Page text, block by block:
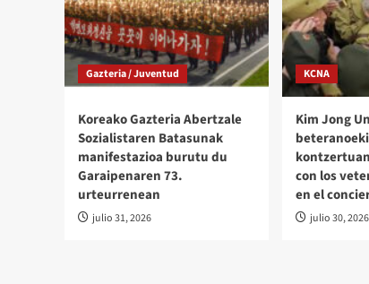
Gazteria / Juventud
Koreako Gazteria Abertzale
Sozialistaren Batasunak
manifestazioa burutu du
Garaipenaren 73.
urteurrenean
julio 31, 2026
KCNA
Kim Jong
con los
en el
julio 30, 2026